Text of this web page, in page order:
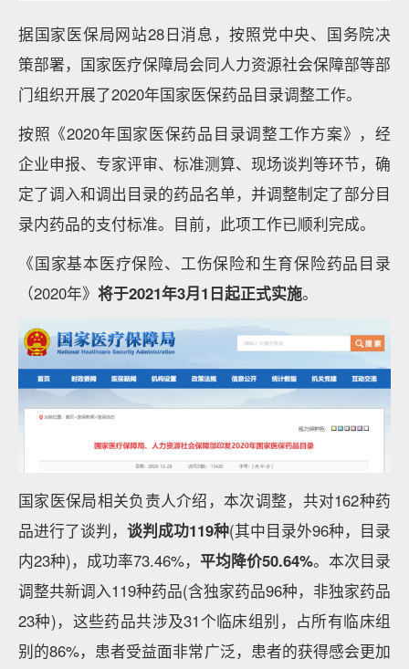
据国家医保局网站28日消息，按照党中央、国务院决
策部署，国家医疗保障局会同人力资源社会保障部等部
门组织开展了2020年国家医保药品目录调整工作。
按照《2020年国家医保药品目录调整工作方案》，经
企业申报、专家评审、标准测算、现场谈判等环节，确
定了调入和调出目录的药品名单，并调整制定了部分目
录内药品的支付标准。目前，此项工作已顺利完成。
《国家基本医疗保险、工伤保险和生育保险药品目录
（2020年》 将于2021年3月1日起正式实施。
国家医保局相关负责人介绍，本次调整，共对162种药
品进行了谈判， 谈判成功119种(其中目录外96种，目录
内23种)，成功率73.46%， 平均降价50.64%。本次目录
调整共新调入119种药品(含独家药品96种，非独家药品
23种)，这些药品共涉及31个临床组别，占所有临床组
别的86%，患者受益面非常广泛，患者的获得感会更加